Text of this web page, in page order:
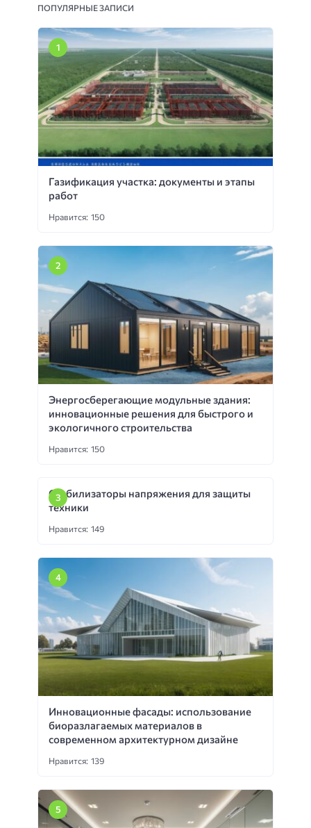
ПОПУЛЯРНЫЕ ЗАПИСИ
Газификация участка: документы и этапы
работ
Нравится: 150
Энергосберегающие модульные здания:
инновационные решения для быстрого и
экологичного строительства
Нравится: 150
Стабилизаторы напряжения для защиты
техники
Нравится: 149
Инновационные фасады: использование
биоразлагаемых материалов в
современном архитектурном дизайне
Нравится: 139